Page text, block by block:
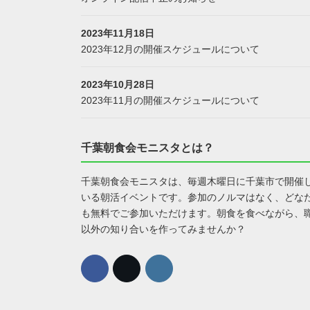
2023年11月18日
2023年12月の開催スケジュールについて
2023年10月28日
2023年11月の開催スケジュールについて
千葉朝食会モニスタとは？
千葉朝食会モニスタは、毎週木曜日に千葉市で開催
いる朝活イベントです。参加のノルマはなく、どな
も無料でご参加いただけます。朝食を食べながら、
以外の知り合いを作ってみませんか？